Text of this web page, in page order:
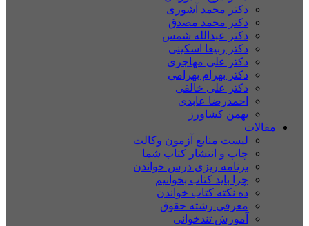
دکتر محمد آشوری
دکتر محمد مصدق
دکتر عبدالله شمس
دکتر ربیعا اسکینی
دکتر علی مهاجری
دکتر بهرام بهرامی
دکتر علی خالقی
احمدرضا عابدی
بهمن کشاورز
مقالات
لیست منابع آزمون وکالت
چاپ و انتشار کتاب شما
برنامه ریزی درس خواندن
چرا باید کتاب بخوانیم
ده نکته کتاب خواندن
معرفی رشته حقوق
آموزش تندخوانی